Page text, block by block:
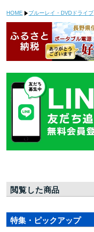
HOME ブルーレイ・DVDドライブ
閲覧した商品
特集・ピックアップ